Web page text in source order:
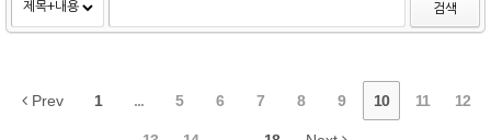
검색
Prev 1 ... 5 6 7 8 9 10 11 12